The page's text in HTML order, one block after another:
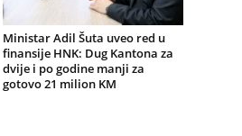
Ministar Adil Šuta uveo red u
finansije HNK: Dug Kantona za
dvije i po godine manji za
gotovo 21 milion KM